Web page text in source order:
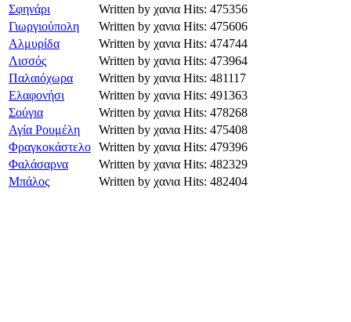
Σφηνάρι Written by χανια Hits: 475356
Γιωργιούπολη
Written by χανια Hits: 475606
Αλμυρίδα
Written by χανια Hits: 474744
Λισσός
Written by χανια Hits: 473964
Παλαιόχωρα
Written by χανια Hits: 481117
Ελαφονήσι
Written by χανια Hits: 491363
Σούγια
Written by χανια Hits: 478268
Αγία Ρουμέλη
Written by χανια Hits: 475408
Φραγκοκάστελο Written by χανια Hits: 479396
Φαλάσαρνα
Written by χανια Hits: 482329
Μπάλος
Written by χανια Hits: 482404